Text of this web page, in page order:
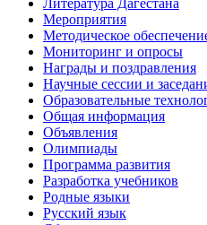
Литература Дагестана
Мероприятия
Методическое
Мониторинг и опросы
Награды и поздравления
Научные сессии и
Образовательные
Общая информация
Объявления
Олимпиады
Программа развития
Разработка учебников
Родные языки
Русский язык